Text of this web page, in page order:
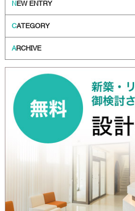
NEW ENTRY
CATEGORY
ARCHIVE